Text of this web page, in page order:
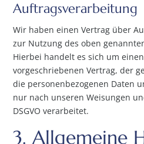
Auftragsverarbeitung
Wir haben einen Vertrag über
zur Nutzung des oben
Hierbei handelt es sich um
vorgeschriebenen Vertrag, der
die personenbezogenen Daten
nur nach unseren Weisungen
DSGVO verarbeitet.
3. Allgemeine